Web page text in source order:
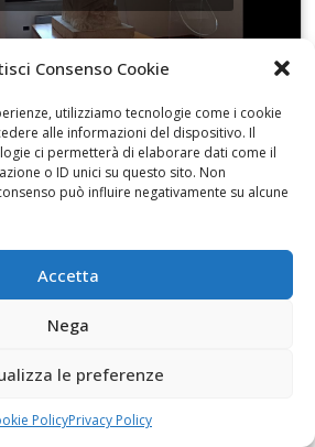
Consenso Cookie
utilizziamo tecnologie come i cookie
alle informazioni del dispositivo. Il
ci permetterà di elaborare dati come il
o ID unici su questo sito. Non
può influire negativamente su alcune
Accetta
Nega
le preferenze
PolicyPrivacy Policy
Dante con Assuntina
questo contenuto